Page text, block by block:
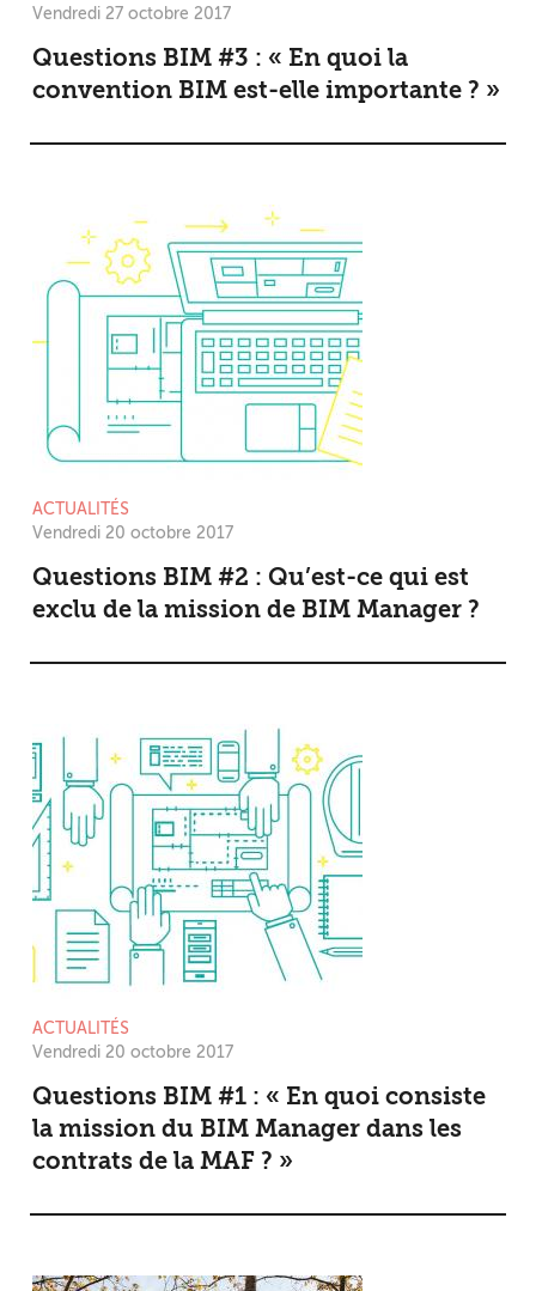
Vendredi 27 octobre 2017
Questions BIM #3 : « En quoi la
convention BIM est-elle importante ? »
ACTUALITÉS
Vendredi 20 octobre 2017
Questions BIM #2 : Qu’est-ce qui est
exclu de la mission de BIM Manager ?
ACTUALITÉS
Vendredi 20 octobre 2017
Questions BIM #1 : « En quoi consiste
la mission du BIM Manager dans les
contrats de la MAF ? »